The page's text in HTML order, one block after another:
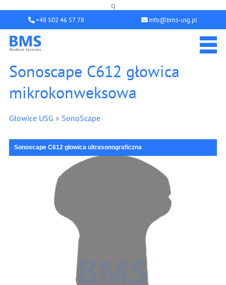
q
+48 502 46 57 78 info@bms-usg.pl
Sonoscape C612 głowica
mikrokonweksowa
Głowice USG » SonoScape
Sonoscape C612 głowica ultrasonograficzna